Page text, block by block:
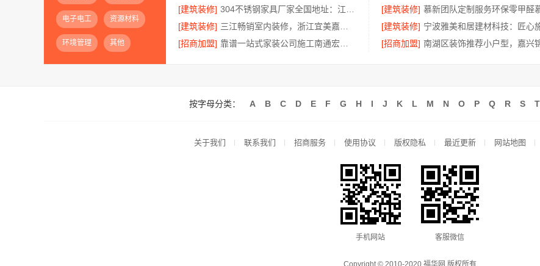
电子电工 资源材料
环境管理 其他
[建筑装修]
[建筑装修]
[建筑装修]
[建筑装修]
[招商加盟]
[招商加盟]
按字母分类： A B C D E F G H I J K L M N O P Q R S T
关于我们 联系我们 招商服务 使用协议 版权隐私 最近更新 网站地图
手机网站 客服微信
Copyright © 2010-2020 福华网 版权所有